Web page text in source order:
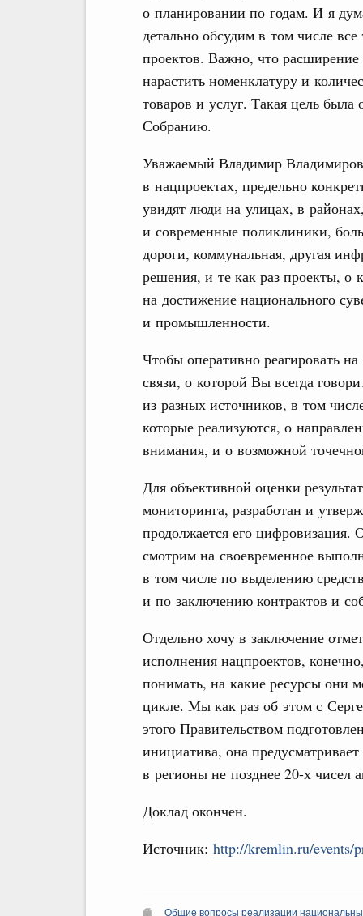
о планировании по годам. И я
детально обсудим в том числе
проектов. Важно, что
нарастить номенклатуру и
товаров и услуг. Такая цель
Собранию.
Уважаемый Владимир
в нацпроектах, предельно
увидят люди на улицах, в
и современные поликлиники,
дороги, коммунальная, другая
решения, и те как раз проекты, о
на достижение национального
и промышленности.
Чтобы оперативно реагировать
связи, о которой Вы всегда
из разных источников, в том
которые реализуются, о
внимания, и о возможной
Для объективной оценки
мониторинга, разработан и
продолжается его
смотрим на своевременное
в том числе по выделению
и по заключению контрактов и
Отдельно хочу в заключение
исполнения нацпроектов,
понимать, на какие ресурсы они
цикле. Мы как раз об этом с
этого Правительством
инициатива, она
в регионы не позднее 20-х чисел
Доклад окончен.
Источник: http://kremlin.ru/events/
Общие вопросы реализации